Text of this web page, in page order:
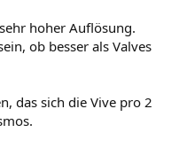
hoher Auflösung.
ob besser als Valves
das sich die Vive pro 2